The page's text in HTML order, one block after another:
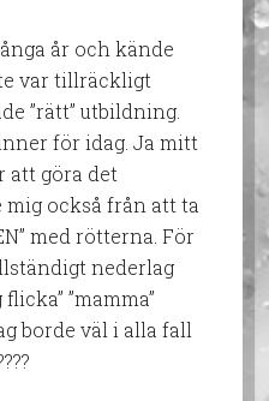
år och kände
var tillräckligt
”rätt” utbildning.
för idag. Ja mitt
att göra det
mig också från att ta
med rötterna. För
nederlag
”mamma”
borde väl i alla fall